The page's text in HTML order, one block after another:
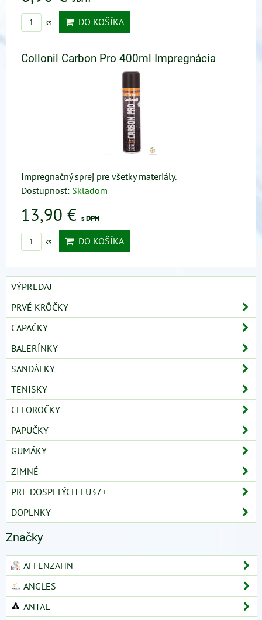
ks DO KOŠÍKA
Collonil Carbon Pro 400ml Impregnácia
Impregnačný sprej pre všetky materiály.
Dostupnosť: Skladom
13,90 € s DPH
ks DO KOŠÍKA
VÝPREDAJ
PRVÉ KRÔČKY
CAPAČKY
BALERÍNKY
SANDÁLKY
TENISKY
CELOROČKY
PAPUČKY
GUMÁKY
ZIMNÉ
PRE DOSPELÝCH EU37+
DOPLNKY
Značky
AFFENZAHN
ANGLES
ANTAL